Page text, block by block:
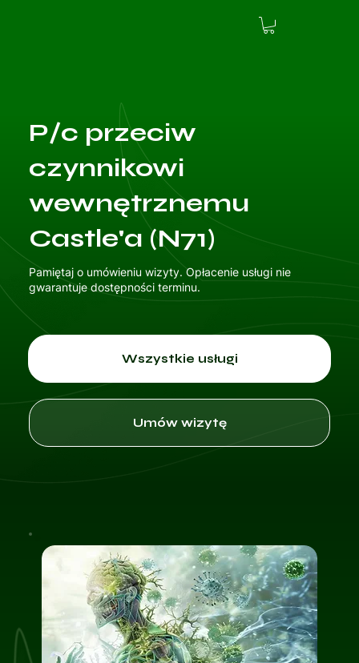
P/c przeciw
czynnikowi
wewnętrznemu
Castle'a (N71)
Pamiętaj o umówieniu wizyty. Opłacenie usługi nie
gwarantuje dostępności terminu.
Wszystkie usługi
Umów wizytę